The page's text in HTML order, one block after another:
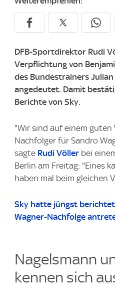
DFB-Sportdirektor Rudi
Verpflichtung von
des Bundestrainers Julian
angedeutet. Damit
Berichte von Sky.
"Wir sind auf einem guten
Nachfolger für Sandro
sagte Rudi Völler bei
Berlin am Freitag: "Eines
haben mal beim gleichen
Sky hatte jüngst
Wagner-Nachfolge
Nagelsmann
kennen sich